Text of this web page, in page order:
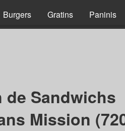
Burgers Gratins Paninis
de Sandwichs
Mission